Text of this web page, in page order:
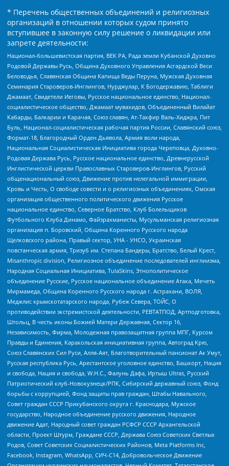
* Перечень общественных объединений и религиозных
организаций в отношении которых судом принято
вступившее в законную силу решение о ликвидации или
запрете деятельности:
Национал-большевистская партия, ВЕК РА, Рада земли Кубанской Духовно
Родовой Державы Русь, Община Духовного Управления Асгардской Веси
Беловодья, Славянская Община Капища Веды Перуна, Мужская Духовная
Семинария Староверов-Инглингов, Нурджулар, К Богодержавию, Таблиги
Джамаат, Свидетели Иеговы, Русское национальное единство, Национал-
социалистическое общество, Джамаат мувахидов, Объединенный Вилайат
Кабарды, Балкарии и Карачая, Союз славян, Ат-Такфир Валь-Хиджра, Пит
Буль, Национал-социалистическая рабочая партия России, Славянский союз,
Формат-18, Благородный Орден Дьявола, Армия воли народа,
Национальная Социалистическая Инициатива города Череповца, Духовно-
Родовая Держава Русь, Русское национальное единство, Древнерусской
Инглистической церкви Православных Староверов-Инглингов, Русский
общенациональный союз, Движение против нелегальной иммиграции,
Кровь и Честь, О свободе совести и о религиозных объединениях, Омская
организация общественного политического движения Русское
национальное единство, Северное Братство, Клуб Болельщиков
Футбольного Клуба Динамо, Файзрахманисты, Мусульманская религиозная
организация п. Боровский, Община Коренного Русского народа
Щелковского района, Правый сектор, УНА - УНСО, Украинская
повстанческая армия, Тризуб им. Степана Бандеры, Братство, Белый Крест,
Misanthropic division, Религиозное объединение последователей инглиизма,
Народная Социальная Инициатива, TulaSkins, Этнополитическое
объединение Русские, Русское национальное объединение Атака, Мечеть
Мирмамеда, Община Коренного Русского народа г. Астрахани, ВОЛЯ,
Меджлис крымскотатарского народа, Рубеж Севера, ТОЙС, О
противодействии экстремистской деятельности, РЕВТАТПОД, Артподготовка,
Штольц, В честь иконы Божией Матери Державная, Сектор 16,
Независимость, Фирма, Молодежная правозащитная группа МПГ, Курсом
Правды и Единения, Каракольская инициативная группа, Автоград Крю,
Союз Славянских Сил Руси, Алля-Аят, Благотворительный пансионат Ак Умут,
Русская республика Русь, Арестантское уголовное единство, Башкорт, Нация
и свобода, Нация и свобода, W.H.С., Фалунь Дафа, Иртыш Ultras, Русский
Патриотический клуб-Новокузнецк/РПК, Сибирский державный союз, Фонд
борьбы с коррупцией, Фонд защиты прав граждан, Штабы Навального,
Совет граждан СССР Прикубанского округа г. Краснодара, Мужское
государство, Народное объединение русского движения, Народное
движение Адат, Народный совет граждан РСФСР СССР Архангельской
области, Проект Штурм, Граждане СССР, Держава Союз Советских Светлых
Родов, Совет Советских Социалистических Районов, Meta Platforms Inc,
Facebook, Instagram, WhatsApp, СИЧ-С14, Добровольческое Движение